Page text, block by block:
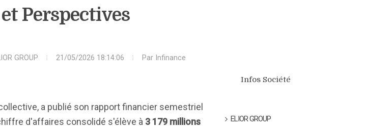
Perspectives
GROUP 21/05/2026 18:14:06 Par Infinance
a publié son rapport financier semestriel
d'affaires consolidé s'élève à 3 179 millions
Infos Société
ELIOR GROUP